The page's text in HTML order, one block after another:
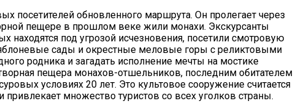
посетителей обновленного маршрута. Он пролегает через
пещере в прошлом веке жили монахи. Экскурсанты
находятся под угрозой исчезновения, посетили смотровую
сады и окрестные меловые горы с реликтовыми
родника и загадать исполнение мечты на мостике
пещера монахов-отшельников, последним обитателем
условиях 20 лет. Это культовое сооружение считается
множество туристов со всех уголков страны.